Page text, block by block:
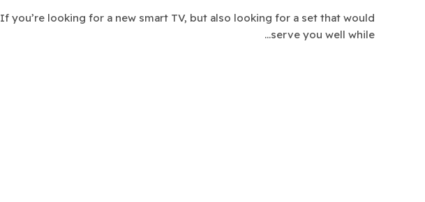
If you’re looking for a new smart TV, but also looking for a set that would
serve you well while…